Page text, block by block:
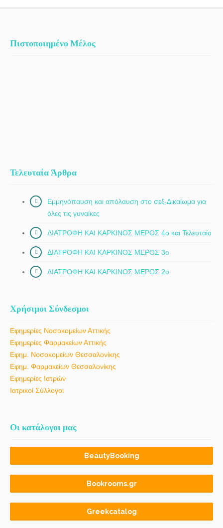
Πιστοποιημένο Μέλος
Τελευταία Άρθρα
Εμμηνόπαυση και απόλαυση στο σεξ-Δικαίωμα για
όλες τις γυναίκες
ΔΙΑΤΡΟΦΗ ΚΑΙ ΚΑΡΚΙΝΟΣ ΜΕΡΟΣ 4ο και Τελευταίο
ΔΙΑΤΡΟΦΗ ΚΑΙ ΚΑΡΚΙΝΟΣ ΜΕΡΟΣ 3ο
ΔΙΑΤΡΟΦΗ ΚΑΙ ΚΑΡΚΙΝΟΣ ΜΕΡΟΣ 2ο
Χρήσιμοι Σύνδεσμοι
Εφημερίες Νοσοκομείων Αττικής
Εφημερίες Φαρμακείων Αττικής
Εφημ. Νοσοκομείων Θεσσαλονίκης
Εφημ. Φαρμακείων Θεσσαλονίκης
Εφημερίες Ιατρών
Ιατρικοί Σύλλογοι
Οι κατάλογοι μας
BeautyBooking
Bookrooms.gr
Greekcatalog